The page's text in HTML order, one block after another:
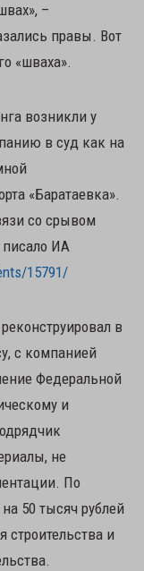
–
правы. Вот
«шваха».
возникли у
в суд как на
«Баратаевка».
со срывом
писало ИА
15791/
в
с компанией
Федеральной
и
не
По
50 тысяч рублей
строительства и